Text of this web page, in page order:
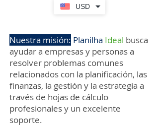
USD
Nuestra misión: Planilha Ideal busca
ayudar a empresas y personas a
resolver problemas comunes
relacionados con la planificación, las
finanzas, la gestión y la estrategia a
través de hojas de cálculo
profesionales y un excelente
soporte.